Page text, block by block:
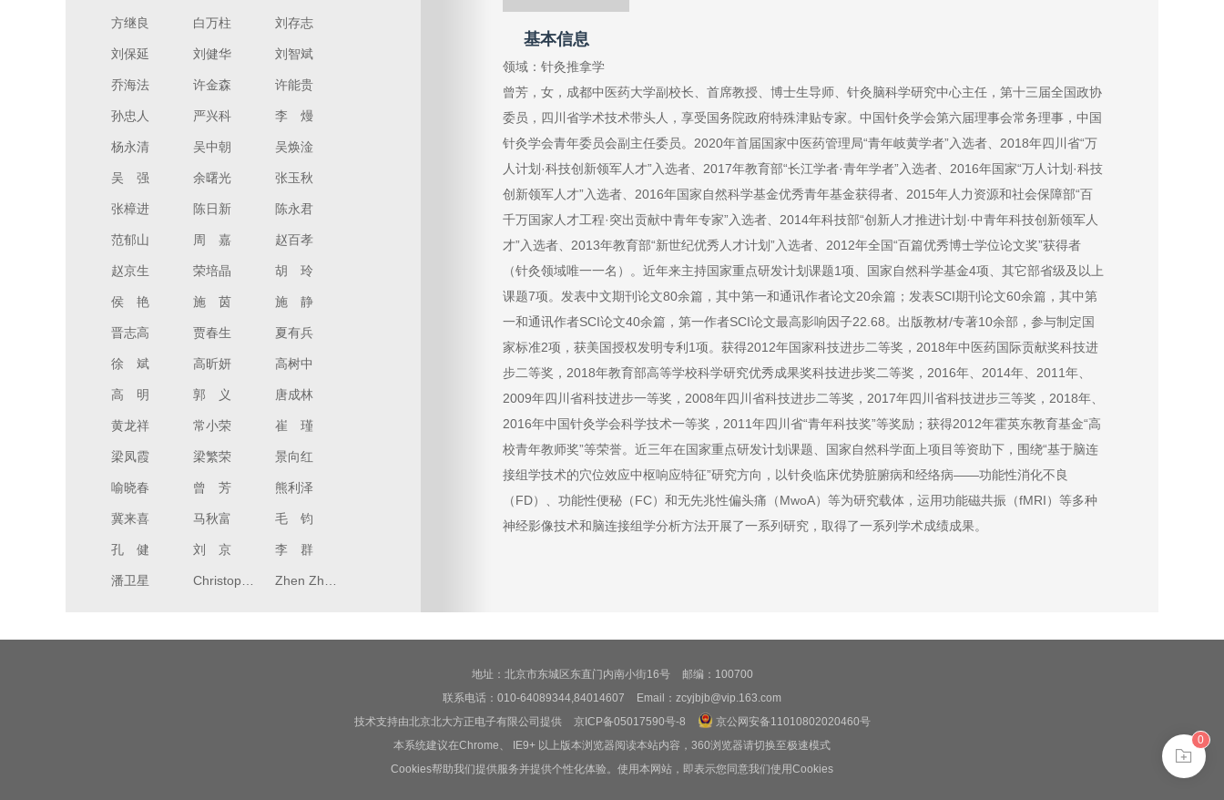
方继良 白万柱 刘存志
刘保延 刘健华 刘智斌
乔海法 许金森 许能贵
孙忠人 严兴科 李 熳
杨永清 吴中朝 吴焕淦
吴 强 余曙光 张玉秋
张樟进 陈日新 陈永君
范郁山 周 嘉 赵百孝
赵京生 荣培晶 胡 玲
侯 艳 施 茵 施 静
晋志高 贾春生 夏有兵
徐 斌 高昕妍 高树中
高 明 郭 义 唐成林
黄龙祥 常小荣 崔 瑾
梁凤霞 梁繁荣 景向红
喻晓春 曾 芳 熊利泽
冀来喜 马秋富 毛 钧
孔 健 刘 京 李 群
潘卫星
基本信息
领域：针灸推拿学
曾芳，女，成都中医药大学副校长、首席教授、博士生导师、针灸脑科学研究中心主任，第十三届全国政协
委员，四川省学术技术带头人，享受国务院政府特殊津贴专家。中国针灸学会第六届理事会常务理事，中国
针灸学会青年委员会副主任委员。2020年首届国家中医药管理局“青年岐黄学者”入选者、2018年四川省“万
人计划·科技创新领军人才”入选者、2017年教育部“长江学者·青年学者”入选者、2016年国家“万人计划·科技
创新领军人才”入选者、2016年国家自然科学基金优秀青年基金获得者、2015年人力资源和社会保障部“百
千万国家人才工程·突出贡献中青年专家”入选者、2014年科技部“创新人才推进计划·中青年科技创新领军人
才”入选者、2013年教育部“新世纪优秀人才计划”入选者、2012年全国“百篇优秀博士学位论文奖”获得者
（针灸领域唯一一名）。近年来主持国家重点研发计划课题1项、国家自然科学基金4项、其它部省级及以上
课题7项。发表中文期刊论文80余篇，其中第一和通讯作者论文20余篇；发表SCI期刊论文60余篇，其中第
一和通讯作者SCI论文40余篇，第一作者SCI论文最高影响因子22.68。出版教材/专著10余部，参与制定国
家标准2项，获美国授权发明专利1项。获得2012年国家科技进步二等奖，2018年中医药国际贡献奖科技进
步二等奖，2018年教育部高等学校科学研究优秀成果奖科技进步奖二等奖，2016年、2014年、2011年、
2009年四川省科技进步一等奖，2008年四川省科技进步二等奖，2017年四川省科技进步三等奖，2018年、
2016年中国针灸学会科学技术一等奖，2011年四川省“青年科技奖”等奖励；获得2012年霍英东教育基金“高
校青年教师奖”等荣誉。近三年在国家重点研发计划课题、国家自然科学面上项目等资助下，围绕“基于脑连
接组学技术的穴位效应中枢响应特征”研究方向，以针灸临床优势脏腑病和经络病——功能性消化不良
（FD）、功能性便秘（FC）和无先兆性偏头痛（MwoA）等为研究载体，运用功能磁共振（fMRI）等多种
神经影像技术和脑连接组学分析方法开展了一系列研究，取得了一系列学术成绩成果。
地址：北京市东城区东直门内南小街16号
邮编：100700
联系电话：010-64089344,84014607
Email：zcyjbjb@vip.163.com
技术支持由北京北大方正电子有限公司提供
京ICP备05017590号-8
京公网安备11010802020460号
本系统建议在Chrome、 IE9+ 以上版本浏览器阅读本站内容，360浏览器请切换至极速模式
Cookies帮助我们提供服务并提供个性化体验。使用本网站，即表示您同意我们使用Cookies
0